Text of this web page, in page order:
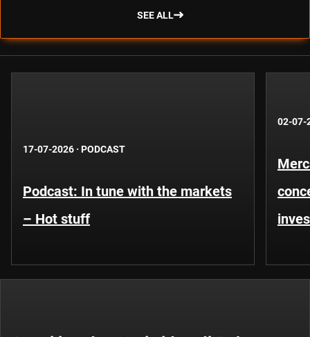
SEE ALL
17-07-2026 · PODCAST
Podcast: In tune with the markets
– Hot stuff
02-07-